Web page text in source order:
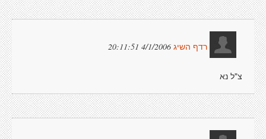
רדף השיג 4/1/2006 20:11:51
צ"ל נא